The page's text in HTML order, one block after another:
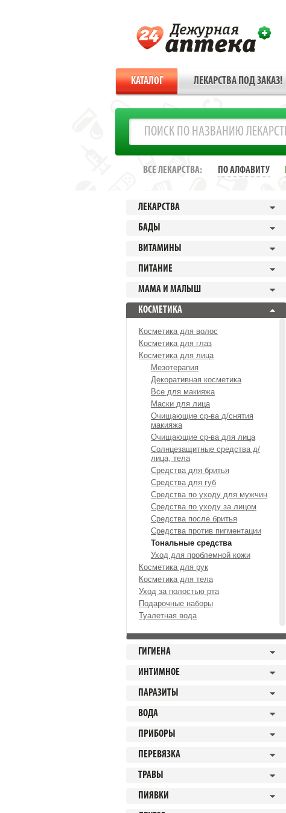
КАТАЛОГ ЛЕКАРСТВА ПОД ЗАКАЗ!
ВСЕ ЛЕКАРСТВА: ПО АЛФАВИТУ
ЛЕКАРСТВА
БАДЫ
ВИТАМИНЫ
ПИТАНИЕ
МАМА И МАЛЫШ
КОСМЕТИКА
Косметика для волос
Косметика для глаз
Косметика для лица
Мезотерапия
Декоративная косметика
Все для макияжа
Маски для лица
Очищающие ср-ва д/снятия
макияжа
Очищающие ср-ва для лица
Солнцезащитные средства д/
лица, тела
Средства для бритья
Средства для губ
Средства по уходу для мужчин
Средства по уходу за лицом
Средства после бритья
Средства против пигментации
Тональные средства
Уход для проблемной кожи
Косметика для рук
Косметика для тела
Уход за полостью рта
Подарочные наборы
Туалетная вода
ГИГИЕНА
ИНТИМНОЕ
ПАРАЗИТЫ
ВОДА
ПРИБОРЫ
ПЕРЕВЯЗКА
ТРАВЫ
ПИЯВКИ